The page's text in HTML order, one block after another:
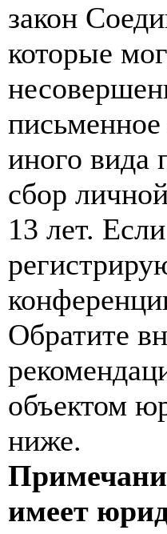
закон
которые
иного вида
сбор
13 лет.
Обратите
объектом
ниже.
имеет